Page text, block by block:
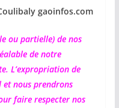
gaoinfos.com
ou partielle) de nos
de notre
L’expropriation de
nous prendrons
faire respecter nos